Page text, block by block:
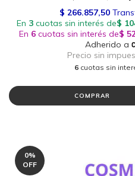
6 cuotas sin
COMPRAR
0%
OFF